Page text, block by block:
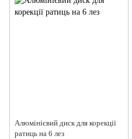
Алюмінієвий диск для корекції
ратиць на 6 лез